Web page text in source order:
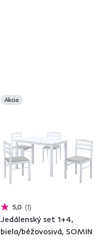
Akcia
5,0 1
Jedálenský set 1+4,
biela/béžovosivá, SOMIN